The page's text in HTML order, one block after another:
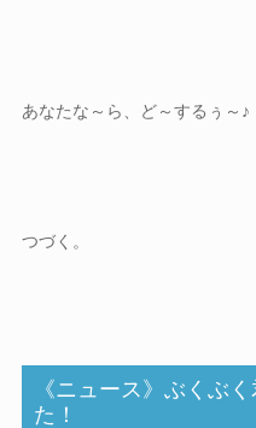
あなたな～ら、ど～するぅ～♪
つづく。
《ニュース》ぶくぶ
た！